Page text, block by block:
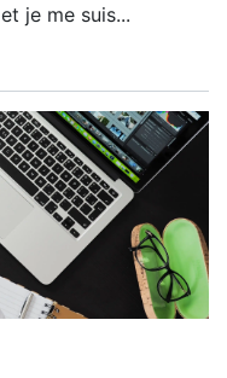
je me suis...